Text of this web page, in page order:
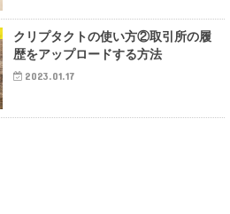
クリプタクトの使い方②取引所の履
歴をアップロードする方法
2023.01.17